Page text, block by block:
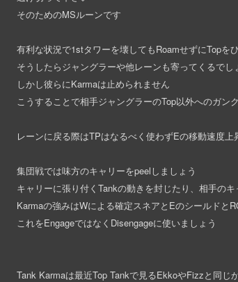
そのためのMSルーンです
有利な状況で1stタワーを壊してもRoamせずにTopを
そうしたらジャングラーや他レーンも寄ってくるでし
しかし彼らにKarmaは止められません
こうすることで相手ジャングラーのTop以外へのガ
レーンに戻る際はTPはなるべく使わずEの移動速度
集団戦では味方のキャリーをpeelしましょう
キャリーに張り付くTankの動きを封じたり、相手の
Karmaの強みはWによる確定スネアとEのシールドと
これをEngageではなくDisengageに使いましょう
Tank Karmaは最近Top Tankで見るEkkoやFizzと同じ